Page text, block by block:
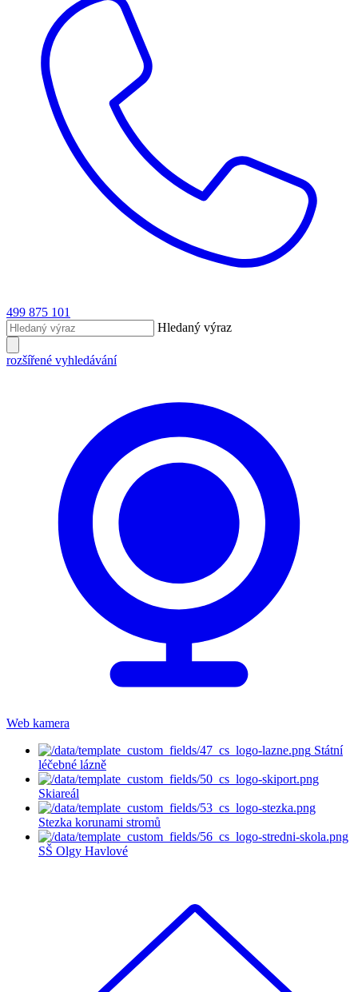
499 875 101
Hledaný výraz
rozšířené vyhledávání
Web kamera
Státní
léčebné lázně
Skiareál
Stezka korunami stromů
SŠ Olgy Havlové